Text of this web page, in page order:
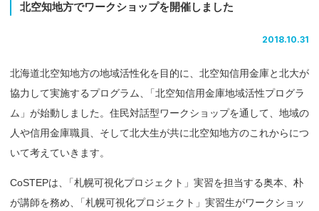
北空知地方でワークショップを開催しました
2018.10.31
北海道北空知地方の地域活性化を目的に、北空知信用金庫と北大が
協力して実施するプログラム
「北空知信用金庫地域活性プログラ
ム」が始動しました。住民対話型ワークショップを通して、地域の
人や信用金庫職員、そして北大生が共に北空知地方のこれからにつ
いて考えていきます。
CoSTEPは
「札幌可視化プロジェクト」実習を担当する奥本、朴
が講師を務め
「札幌可視化プロジェクト」実習生がワークショッ